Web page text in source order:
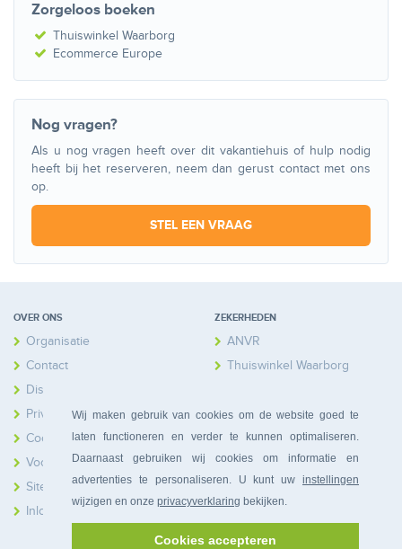
Wij maken gebruik van cookies om de website goed te
laten functioneren en verder te kunnen optimaliseren.
Daarnaast gebruiken wij cookies om informatie en
advertenties te personaliseren. U kunt uw instellingen
wijzigen en onze privacyverklaring bekijken.
Cookies accepteren
Zorgeloos boeken
Thuiswinkel Waarborg
Ecommerce Europe
Nog vragen?
Als u nog vragen heeft over dit vakantiehuis of hulp nodig
heeft bij het reserveren, neem dan gerust contact met ons
op.
STEL EEN VRAAG
OVER ONS
Organisatie
Contact
Disclaimer
Privacy
Cookies
Voorwaarden
Sitemap
Inloggen Huiseigenaren
ZEKERHEDEN
ANVR
Thuiswinkel Waarborg